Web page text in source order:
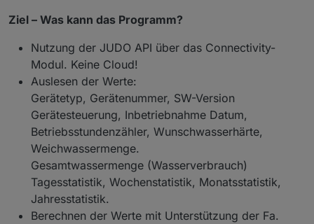
Ziel – Was kann das Programm?
Nutzung der JUDO API über das Connectivity-
Modul. Keine Cloud!
Auslesen der Werte:
Gerätetyp, Gerätenummer, SW-Version
Gerätesteuerung, Inbetriebnahme Datum,
Betriebsstundenzähler, Wunschwasserhärte,
Weichwassermenge.
Gesamtwassermenge (Wasserverbrauch)
Tagesstatistik, Wochenstatistik, Monatsstatistik,
Jahresstatistik.
Berechnen der Werte mit Unterstützung der Fa.